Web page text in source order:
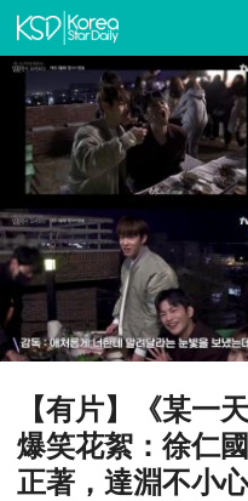
【有片】《某一
爆笑花絮：徐仁
正著，達淵不小